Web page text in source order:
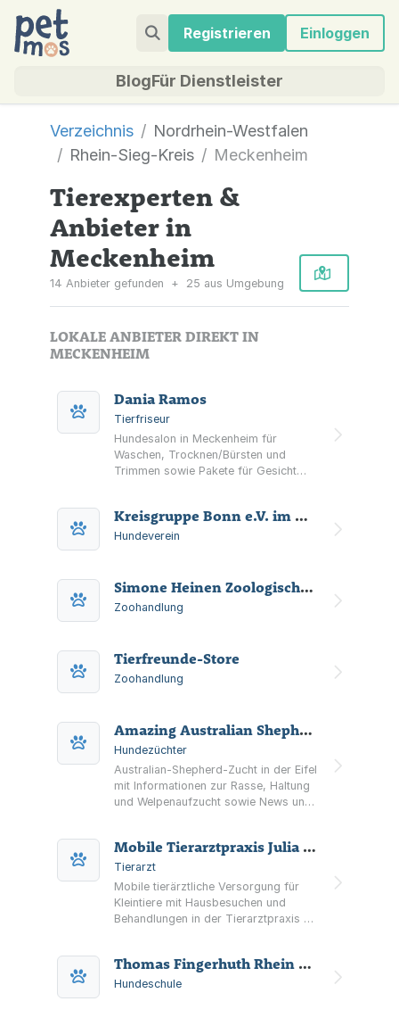
Registrieren Einloggen
BlogFür Dienstleister
Verzeichnis
Nordrhein-Westfalen
Rhein-Sieg-Kreis
Meckenheim
Tierexperten &
Anbieter in
Meckenheim
14 Anbieter gefunden + 25 aus Umgebung
LOKALE ANBIETER DIREKT IN
MECKENHEIM
Dania Ramos
Tierfriseur
Hundesalon in Meckenheim für
Waschen, Trocknen/Bürsten und
Trimmen sowie Pakete für Gesicht
Kreisgruppe Bonn e.V. im Deutschen Verband der Gebrauchshundesportvereine
Hundeverein
Simone Heinen Zoologischer Einzelhandel
Zoohandlung
Tierfreunde-Store
Zoohandlung
Amazing Australian Shepherds
Hundezüchter
Australian-Shepherd-Zucht in der Eifel
mit Informationen zur Rasse, Haltung
und Welpenaufzucht sowie News und
Mobile Tierarztpraxis Julia Schmitt
Tierarzt
Mobile tierärztliche Versorgung für
Kleintiere mit Hausbesuchen und
Behandlungen in der Tierarztpraxis –
Umgebung ausgerichtet.
Thomas Fingerhuth Rhein Dogs - Coaching von Mensch & Hund
Hundeschule